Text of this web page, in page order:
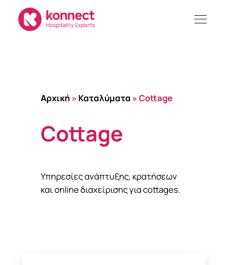
Αρχική » Καταλύματα »Cottage
Cottage
Υπηρεσίες ανάπτυξης, κρατήσεων
και online διαχείρισης για cottages.